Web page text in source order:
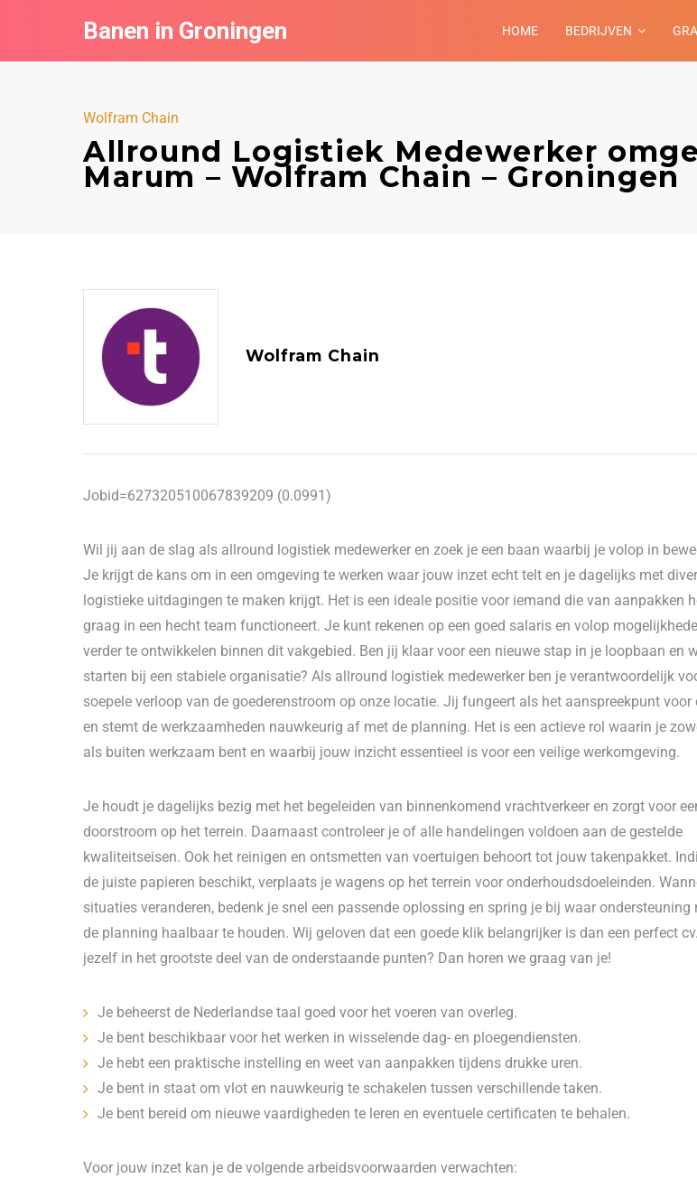
Banen in Groningen HOME BEDRIJVEN
Wolfram Chain
Allround Logistiek Medewerker
Marum – Wolfram Chain – Groningen
Wolfram Chain
Jobid=627320510067839209 (0.0991)
Wil jij aan de slag als allround logistiek medewerker en zoek je een baan waarbij je volop in
Je krijgt de kans om in een omgeving te werken waar jouw inzet echt telt en je dagelijks met
logistieke uitdagingen te maken krijgt. Het is een ideale positie voor iemand die van aanpakken
graag in een hecht team functioneert. Je kunt rekenen op een goed salaris en volop
verder te ontwikkelen binnen dit vakgebied. Ben jij klaar voor een nieuwe stap in je loopbaan en
starten bij een stabiele organisatie? Als allround logistiek medewerker ben je verantwoordelijk
soepele verloop van de goederenstroom op onze locatie. Jij fungeert als het aanspreekpunt
en stemt de werkzaamheden nauwkeurig af met de planning. Het is een actieve rol waarin je
als buiten werkzaam bent en waarbij jouw inzicht essentieel is voor een veilige werkomgeving.
Je houdt je dagelijks bezig met het begeleiden van binnenkomend vrachtverkeer en zorgt voor
doorstroom op het terrein. Daarnaast controleer je of alle handelingen voldoen aan de gestelde
kwaliteitseisen. Ook het reinigen en ontsmetten van voertuigen behoort tot jouw takenpakket.
de juiste papieren beschikt, verplaats je wagens op het terrein voor onderhoudsdoeleinden.
situaties veranderen, bedenk je snel een passende oplossing en spring je bij waar ondersteuning
de planning haalbaar te houden. Wij geloven dat een goede klik belangrijker is dan een perfect
jezelf in het grootste deel van de onderstaande punten? Dan horen we graag van je!
Je beheerst de Nederlandse taal goed voor het voeren van overleg.
Je bent beschikbaar voor het werken in wisselende dag- en ploegendiensten.
Je hebt een praktische instelling en weet van aanpakken tijdens drukke uren.
Je bent in staat om vlot en nauwkeurig te schakelen tussen verschillende taken.
Je bent bereid om nieuwe vaardigheden te leren en eventuele certificaten te behalen.
Voor jouw inzet kan je de volgende arbeidsvoorwaarden verwachten: